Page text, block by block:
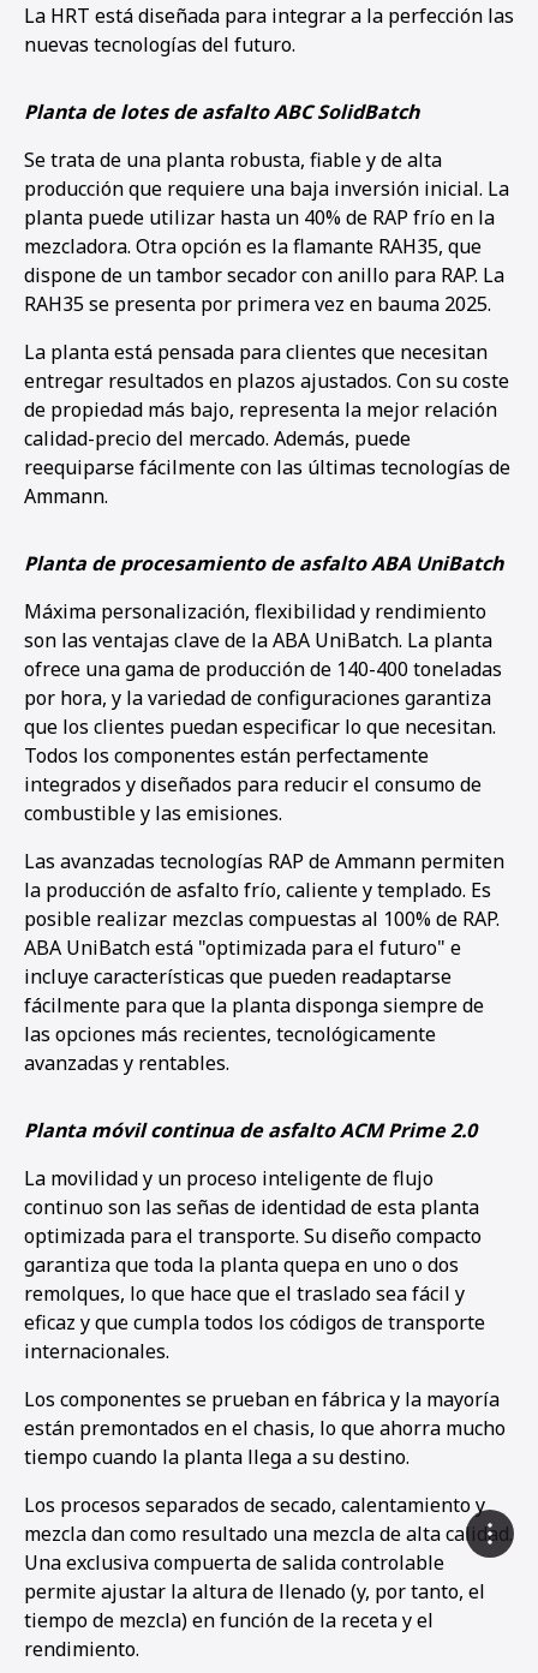
La HRT está diseñada para integrar a la perfección las
nuevas tecnologías del futuro.
Planta de lotes de asfalto ABC SolidBatch
Se trata de una planta robusta, fiable y de alta
producción que requiere una baja inversión inicial. La
planta puede utilizar hasta un 40% de RAP frío en la
mezcladora. Otra opción es la flamante RAH35, que
dispone de un tambor secador con anillo para RAP. La
RAH35 se presenta por primera vez en bauma 2025.
La planta está pensada para clientes que necesitan
entregar resultados en plazos ajustados. Con su coste
de propiedad más bajo, representa la mejor relación
calidad-precio del mercado. Además, puede
reequiparse fácilmente con las últimas tecnologías de
Ammann.
Planta de procesamiento de asfalto ABA UniBatch
Máxima personalización, flexibilidad y rendimiento
son las ventajas clave de la ABA UniBatch. La planta
ofrece una gama de producción de 140-400 toneladas
por hora, y la variedad de configuraciones garantiza
que los clientes puedan especificar lo que necesitan.
Todos los componentes están perfectamente
integrados y diseñados para reducir el consumo de
combustible y las emisiones.
Las avanzadas tecnologías RAP de Ammann permiten
la producción de asfalto frío, caliente y templado. Es
posible realizar mezclas compuestas al 100% de RAP.
ABA UniBatch está "optimizada para el futuro" e
incluye características que pueden readaptarse
fácilmente para que la planta disponga siempre de
las opciones más recientes, tecnológicamente
avanzadas y rentables.
Planta móvil continua de asfalto ACM Prime 2.0
La movilidad y un proceso inteligente de flujo
continuo son las señas de identidad de esta planta
optimizada para el transporte. Su diseño compacto
garantiza que toda la planta quepa en uno o dos
remolques, lo que hace que el traslado sea fácil y
eficaz y que cumpla todos los códigos de transporte
internacionales.
Los componentes se prueban en fábrica y la mayoría
están premontados en el chasis, lo que ahorra mucho
tiempo cuando la planta llega a su destino.
Los procesos separados de secado, calentamiento y
mezcla dan como resultado una mezcla de alta calidad.
Una exclusiva compuerta de salida controlable
permite ajustar la altura de llenado (y, por tanto, el
tiempo de mezcla) en función de la receta y el
rendimiento.